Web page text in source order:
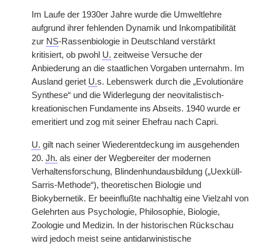
Im Laufe der 1930er Jahre wurde die Umweltlehre
aufgrund ihrer fehlenden Dynamik und Inkompatibilität
zur NS-Rassenbiologie in Deutschland verstärkt
kritisiert, ob pwohl U. zeitweise Versuche der
Anbiederung an die staatlichen Vorgaben unternahm. Im
Ausland geriet U.s. Lebenswerk durch die „Evolutionäre
Synthese“ und die Widerlegung der neovitalistisch-
kreationischen Fundamente ins Abseits. 1940 wurde er
emeritiert und zog mit seiner Ehefrau nach Capri.
U. gilt nach seiner Wiederentdeckung im ausgehenden
20. Jh. als einer der Wegbereiter der modernen
Verhaltensforschung, Blindenhundausbildung („Uexküll-
Sarris-Methode“), theoretischen Biologie und
Biokybernetik. Er beeinflußte nachhaltig eine Vielzahl von
Gelehrten aus Psychologie, Philosophie, Biologie,
Zoologie und Medizin. In der historischen Rückschau
wird jedoch meist seine antidarwinistische